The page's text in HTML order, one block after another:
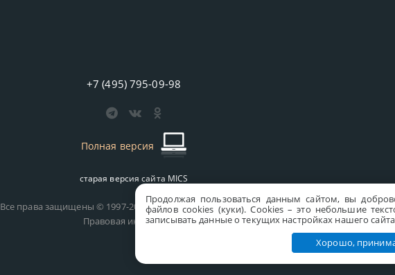
Продолжая пользоваться данным сайтом, вы
файлов cookies (куки). Сookies – это небольшие
записывать данные о текущих настройках нашего
Хорошо,
+7 (495) 795-09-98
Полная версия
старая версия сайта MICS
Все права защищены © 1997-2026 MICS Distribution Company
Правовая информация